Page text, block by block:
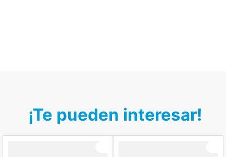
¡Te pueden interesar!